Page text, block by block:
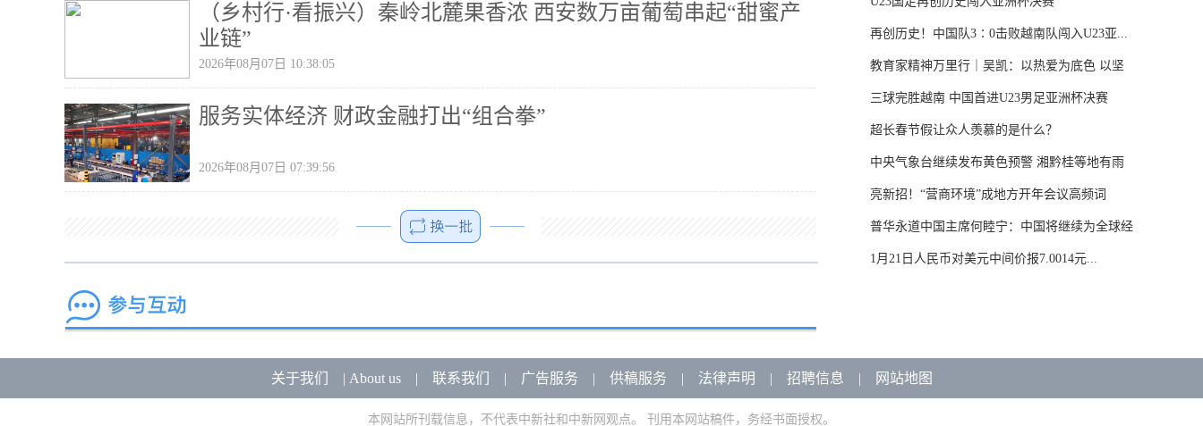
（乡村行·看振兴）秦岭北麓果香浓 西安数万亩葡萄串起“甜蜜产
业链”
2026年08月07日 10:38:05
服务实体经济 财政金融打出“组合拳”
2026年08月07日 07:39:56
再创历史！中国队3∶0击败越南队闯入U23亚...
教育家精神万里行｜吴凯：以热爱为底色 以坚
守...
三球完胜越南 中国首进U23男足亚洲杯决赛
超长春节假让众人羡慕的是什么？
中央气象台继续发布黄色预警 湘黔桂等地有雨
雪...
亮新招！“营商环境”成地方开年会议高频词
普华永道中国主席何睦宁：中国将继续为全球经
济...
1月21日人民币对美元中间价报7.0014元...
关于我们 | About us| 联系我们 | 广告服务 | 供稿服务 | 法律声明 | 招聘信息 | 网站地图
本网站所刊载信息，不代表中新社和中新网观点。 刊用本网站稿件，务经书面授权。